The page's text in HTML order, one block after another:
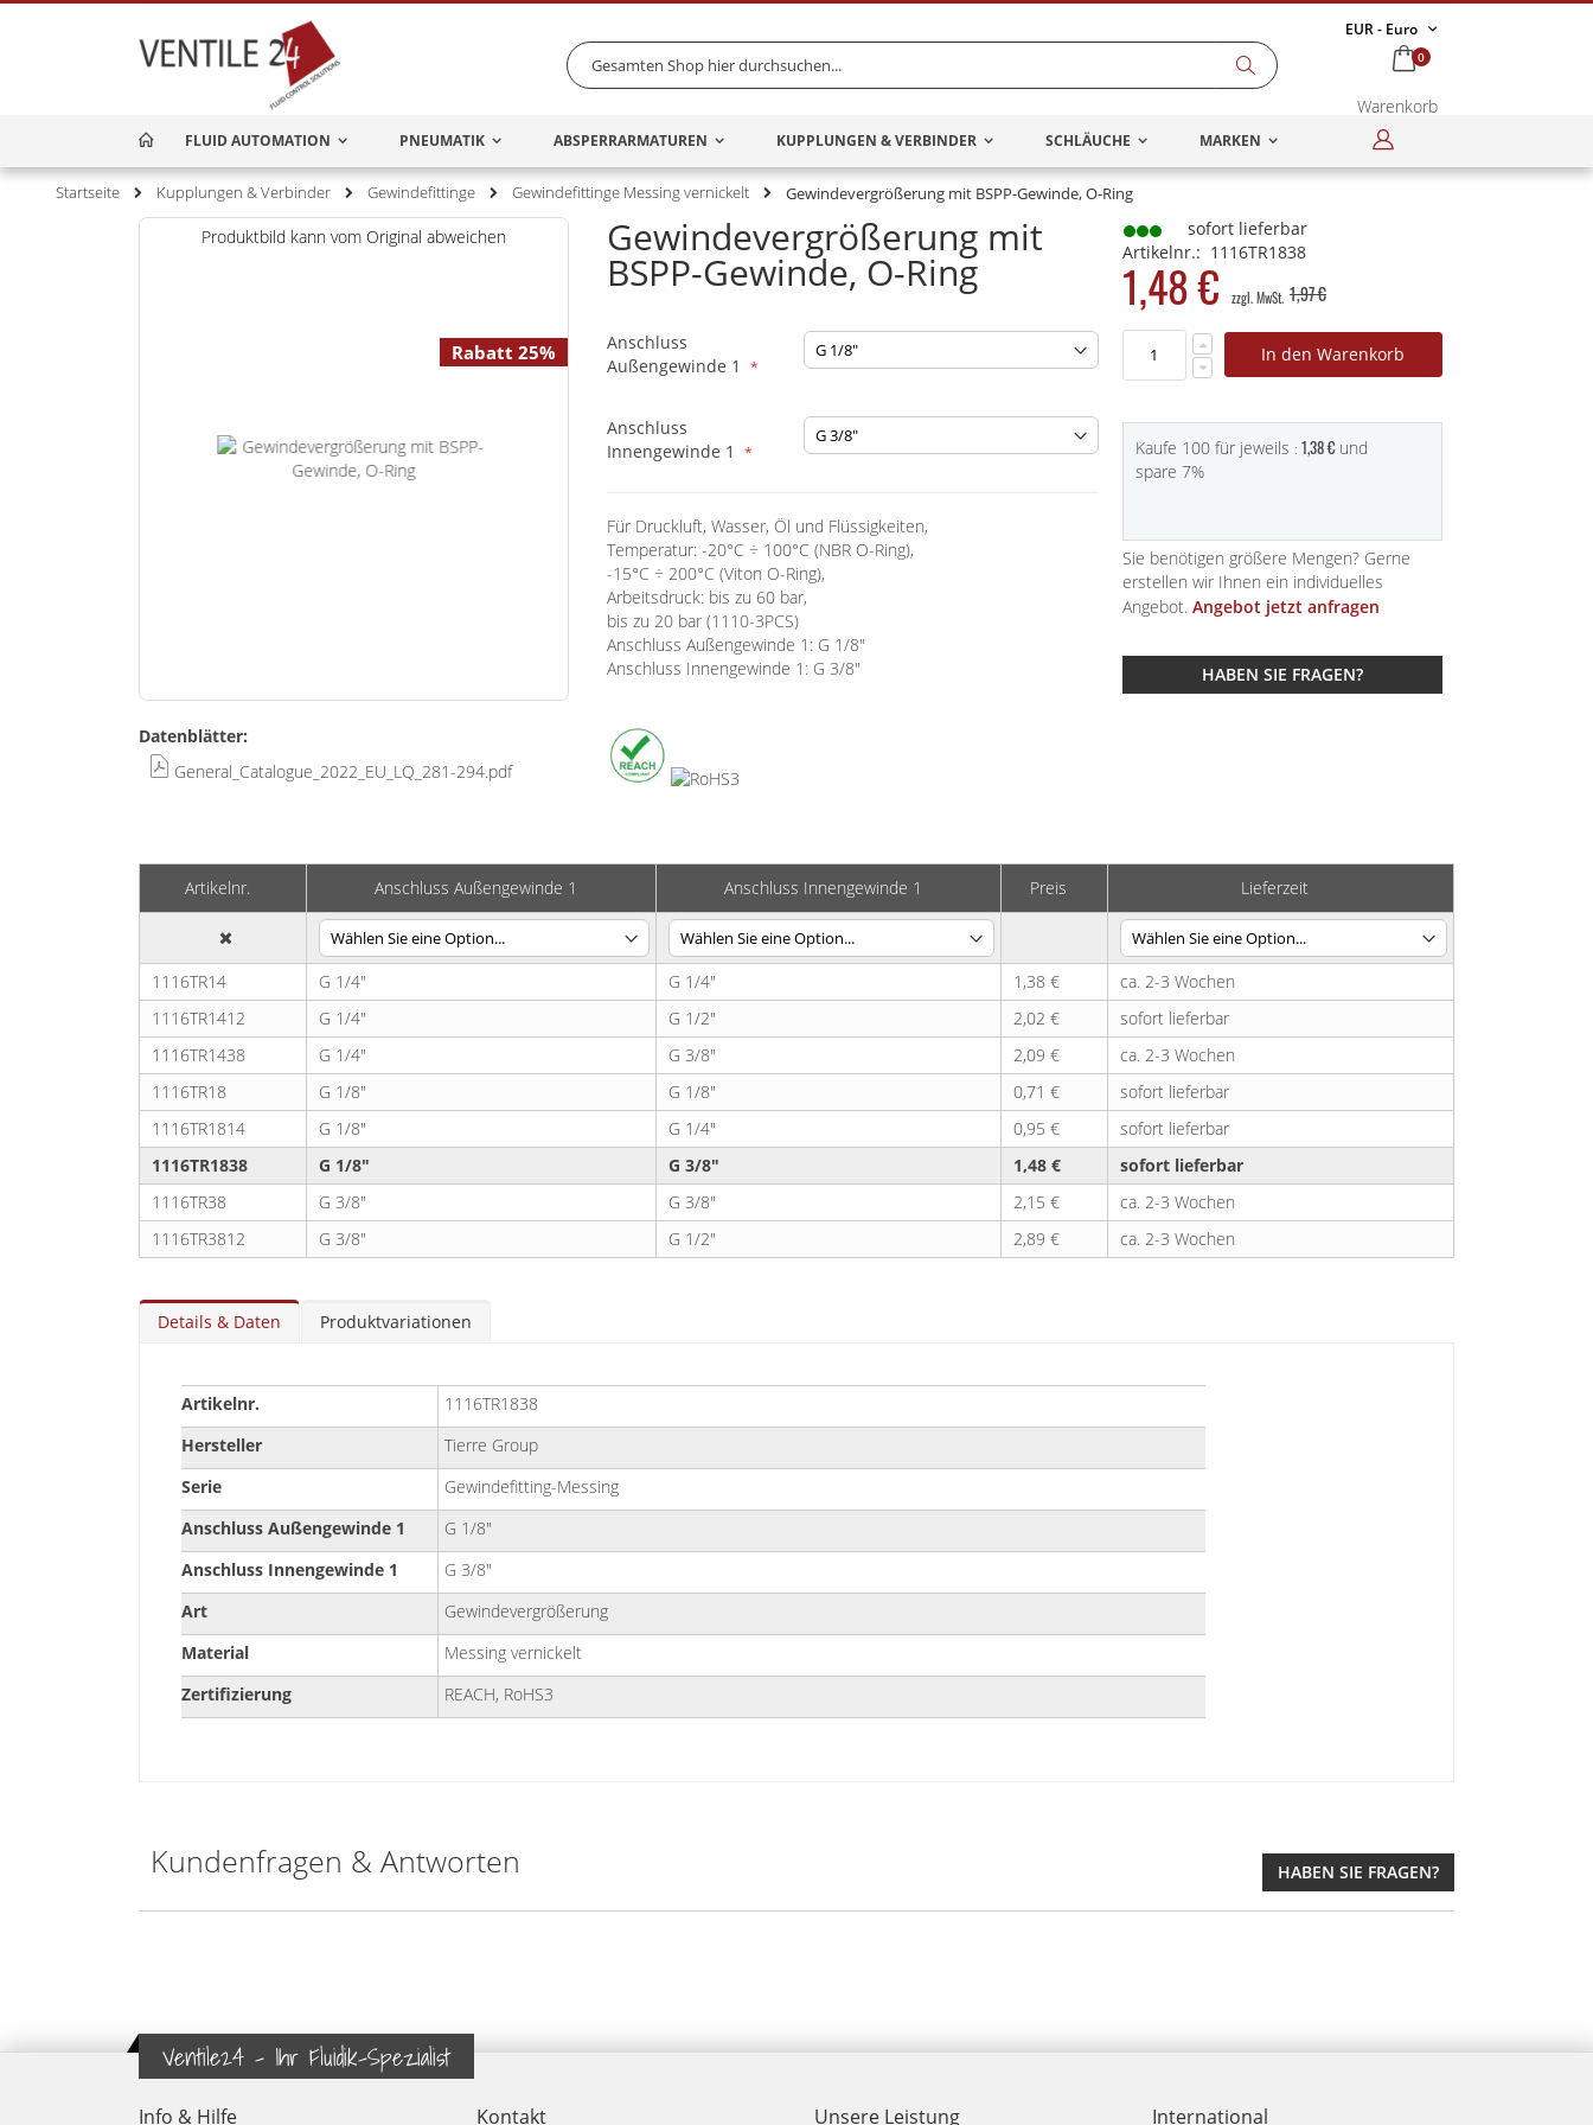
Warenkorb
0items
Search
Währung
EUR - Euro
HOME
FLUID AUTOMATION PNEUMATIK ABSPERRARMATUREN KUPPLUNGEN & VERBINDER SCHLÄUCHE MARKEN
Startseite Kupplungen & Verbinder Gewindefittinge Gewindefittinge Messing vernickelt Gewindevergrößerung mit BSPP-Gewinde, O-Ring
Zum
Rabatt 25%
Produktbild kann vom Original abweichen
Anfang
der
Bildgalerie
Datenblätter:
General_Catalogue_2022_EU_LQ_281-294.pdf
Gewindevergrößerung mit
BSPP-Gewinde, O-Ring
Anschluss
Außengewinde 1
Anschluss
Innengewinde 1
Für Druckluft, Wasser, Öl und Flüssigkeiten,
Temperatur: -20°C ÷ 100°C (NBR O-Ring),
-15°C ÷ 200°C (Viton O-Ring),
Arbeitsdruck: bis zu 60 bar,
bis zu 20 bar (1110-3PCS)
Anschluss Außengewinde 1: G 1/8"
Anschluss Innengewinde 1: G 3/8"
sofort lieferbar
Artikelnr.
1116TR1838
1,48 € 1,97 €
In den Warenkorb
Kaufe 100 für jeweils 1,38 €und
spare 7%
Sie benötigen größere Mengen? Gerne
erstellen wir Ihnen ein individuelles
Angebot. Angebot jetzt anfragen
HABEN SIE FRAGEN?
Artikelnr. Anschluss Außengewinde 1 Anschluss Innengewinde 1 Preis Lieferzeit
1116TR14 G 1/4" G 1/4" 1,38 €
ca. 2-3 Wochen
1116TR1412
G 1/4" G 1/2" 2,02 €
sofort lieferbar
1116TR1438
G 1/4" G 3/8" 2,09 €
ca. 2-3 Wochen
1116TR18
G 1/8" G 1/8" 0,71 €
sofort lieferbar
1116TR1814
G 1/8" G 1/4" 0,95 €
sofort lieferbar
1116TR1838
G 1/8" G 3/8" 1,48 €
sofort lieferbar
1116TR38
G 3/8" G 3/8" 2,15 €
ca. 2-3 Wochen
1116TR3812
G 3/8" G 1/2" 2,89 € ca. 2-3 Wochen
Details & Daten Produktvariationen
Details
Daten
Artikelnr.
1116TR1838
Hersteller
Tierre Group
Serie
Gewindefitting-Messing
Anschluss Außengewinde 1
G 1/8"
Anschluss Innengewinde 1
G 3/8"
Art
Gewindevergrößerung
Material
Messing vernickelt
Zertifizierung
REACH, RoHS3
Kundenfragen & Antworten HABEN SIE FRAGEN?
Ventile24 - Ihr Fluidik-Spezialist
Info & Hilfe Kontakt Unsere Leistung International